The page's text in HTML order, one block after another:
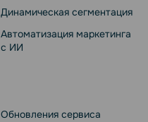
Динамическая сегментация
Автоматизация маркетинга
с ИИ
Обновления сервиса